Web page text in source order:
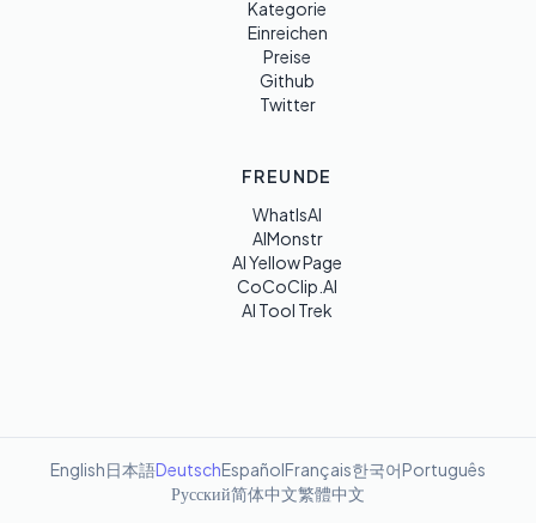
Kategorie
Einreichen
Preise
Github
Twitter
FREUNDE
WhatIsAI
AIMonstr
AI Yellow Page
CoCoClip.AI
AI Tool Trek
English日本語DeutschEspañolFrançais한국어Português
Русский简体中文繁體中文